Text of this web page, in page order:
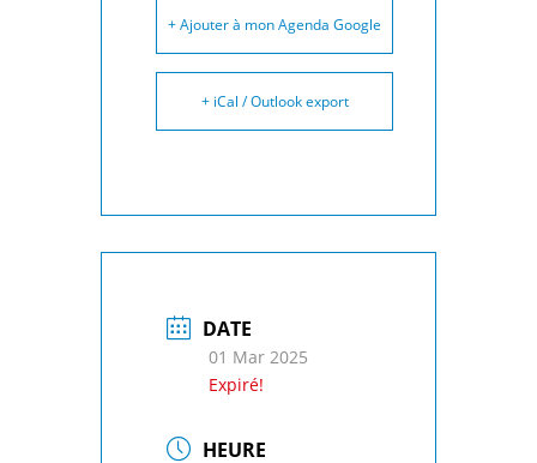
+ Ajouter à mon Agenda Google
+ iCal / Outlook export
DATE
01 Mar 2025
Expiré!
HEURE